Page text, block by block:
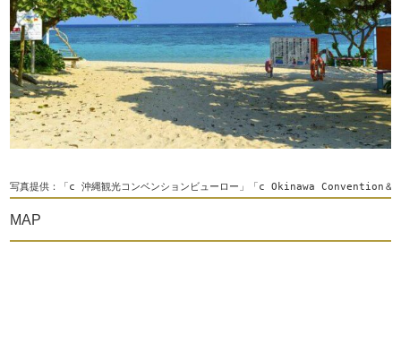
写真提供：「c 沖縄観光コンベンションビューロー」「c Okinawa
MAP